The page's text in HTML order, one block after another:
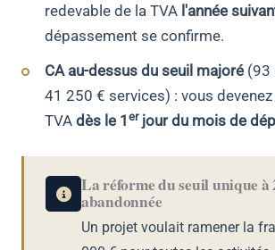
redevable de la TVA l'année
dépassement se confirme.
CA au-dessus du seuil majoré (93
41 250 € services) : vous
TVA dès le 1 erjour du mois de
La réforme du seuil unique à
abandonnée
Un projet voulait ramener la